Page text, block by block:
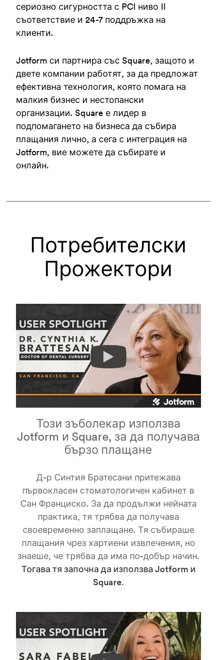
сериозно сигурността с PCI ниво II
съответствие и 24-7 поддръжка на
клиенти.
Jotform си партнира със Square, защото и
двете компании работят, за да предложат
ефективна технология, която помага на
малкия бизнес и нестопански
организации. Square е лидер в
подпомагането на бизнеса да събира
плащания лично, а сега с интеграция на
Jotform, вие можете да събирате и
онлайн.
Потребителски
Прожектори
Този зъболекар използва
Jotform и Square, за да получава
бързо плащане
Д-р Синтия Братесани притежава
първокласен стоматологичен кабинет в
Сан Франциско. За да продължи нейната
практика, тя трябва да получава
своевременно заплащане. Тя събираше
плащания чрез хартиени извлечения, но
знаеше, че трябва да има по-добър начин.
Тогава тя започна да използва Jotform и
Square.